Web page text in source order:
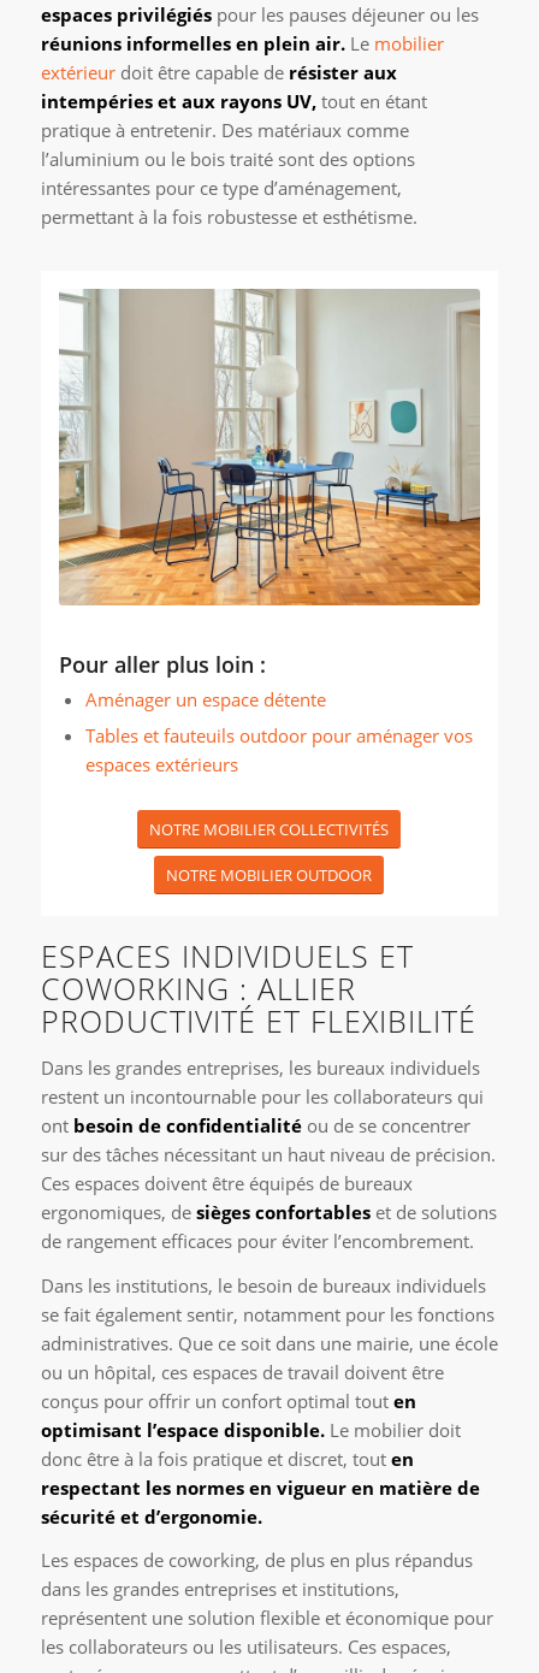
espaces privilégiéspour les pauses déjeuner ou les
réunions informelles en plein air.Le mobilier
extérieurdoit être capable derésister aux
intempéries et aux rayons UV,tout en étant
pratique à entretenir. Des matériaux comme
l’aluminium ou le bois traité sont des options
intéressantes pour ce type d’aménagement,
permettant à la fois robustesse et esthétisme.
Pour aller plus loin :
Aménager un espace détente
Tables et fauteuils outdoor pour aménager vos
espaces extérieurs
NOTRE MOBILIER COLLECTIVITÉS
NOTRE MOBILIER OUTDOOR
ESPACES INDIVIDUELS ET
COWORKING : ALLIER
PRODUCTIVITÉ ET FLEXIBILITÉ
Dans les grandes entreprises, les bureaux individuels
restent un incontournable pour les collaborateurs qui
ont besoin de confidentialitéou de se concentrer
sur des tâches nécessitant un haut niveau de précision.
Ces espaces doivent être équipés de bureaux
ergonomiques, desièges confortableset de solutions
de rangement efficaces pour éviter l’encombrement.
Dans les institutions, le besoin de bureaux individuels
se fait également sentir, notamment pour les fonctions
administratives. Que ce soit dans une mairie, une école
ou un hôpital, ces espaces de travail doivent être
conçus pour offrir un confort optimal touten
optimisant l’espace disponible.Le mobilier doit
donc être à la fois pratique et discret, tout en
respectant les normes en vigueur en matière de
sécurité et d’ergonomie.
Les espaces de coworking, de plus en plus répandus
dans les grandes entreprises et institutions,
représentent une solution flexible et économique pour
les collaborateurs ou les utilisateurs. Ces espaces,